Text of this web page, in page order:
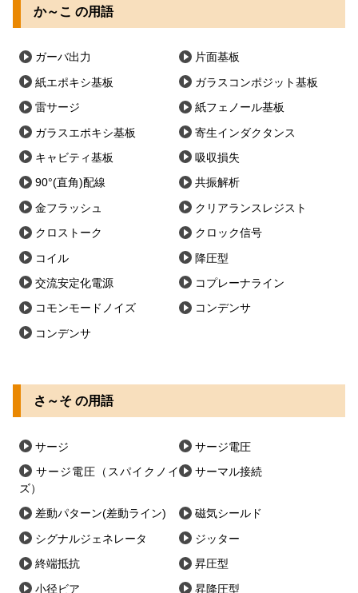
か～こ の用語
ガーバ出力 片面基板
紙エポキシ基板 ガラスコンポジット基板
雷サージ 紙フェノール基板
ガラスエポキシ基板 寄生インダクタンス
キャビティ基板 吸収損失
90°(直角)配線 共振解析
金フラッシュ クリアランスレジスト
クロストーク クロック信号
コイル 降圧型
交流安定化電源 コプレーナライン
コモンモードノイズ コンデンサ
コンデンサ
さ～そ の用語
サージ サージ電圧
サージ電圧（スパイクノイ
ズ）
サーマル接続
差動パターン(差動ライン) 磁気シールド
シグナルジェネレータ ジッター
終端抵抗 昇圧型
小径ビア 昇降圧型